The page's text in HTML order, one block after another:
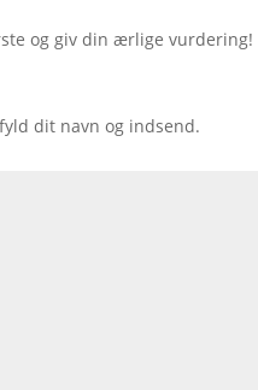
og giv din ærlige vurdering!
dit navn og indsend.